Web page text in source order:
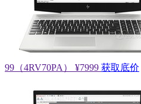
99（4RV70PA）
¥7999 获取底价